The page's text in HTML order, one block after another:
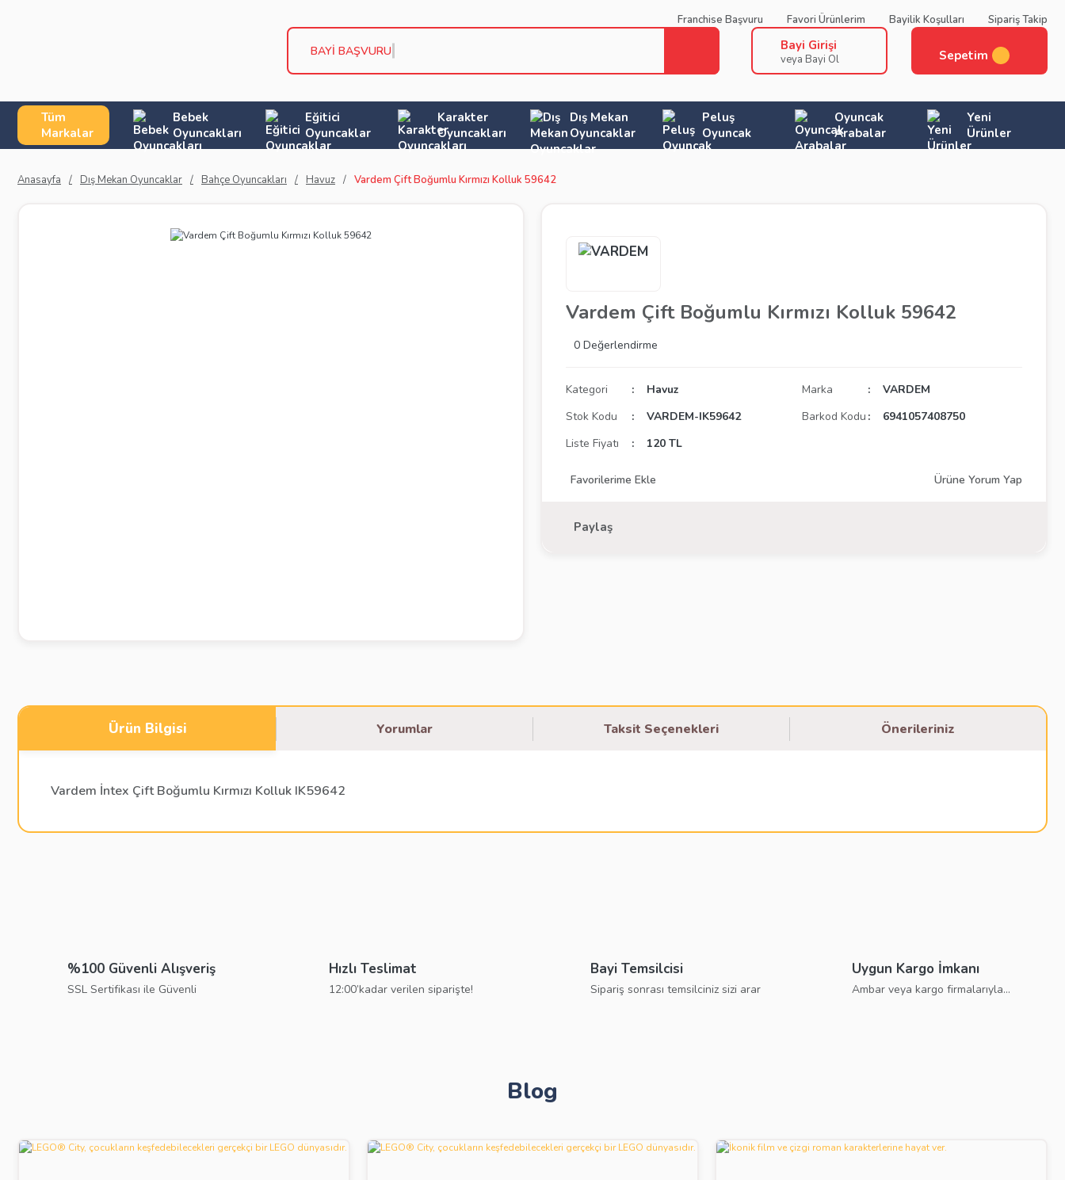
Franchise Başvuru Favori Ürünlerim Bayilik Koşulları Sipariş Takip
BAYİ BAŞVURU KOŞ Bayi Girişi
veya Bayi Ol Sepetim
Tüm
Markalar
Bebek
Oyuncakları
Eğitici
Oyuncaklar
Karakter
Oyuncakları
Dış Mekan
Oyuncaklar
Peluş
Oyuncak
Oyuncak
Arabalar
Yeni
Ürünler
Anasayfa Dış Mekan Oyuncaklar Bahçe Oyuncakları Havuz Vardem Çift Boğumlu Kırmızı Kolluk 59642
Vardem Çift Boğumlu Kırmızı Kolluk 59642
0 Değerlendirme
Kategori Havuz Marka
VARDEM
Stok Kodu
VARDEM-IK59642 Barkod Kodu
6941057408750
Liste Fiyatı
120 TL
Ürüne Yorum Yap
Paylaş
Ürün Bilgisi Yorumlar Taksit Seçenekleri Önerileriniz
Vardem İntex Çift Boğumlu Kırmızı Kolluk IK59642
Ürün bilgilerinde hatalar bulunuyor.
%100 Güvenli Alışveriş
SSL Sertifikası ile Güvenli
Hızlı Teslimat
12:00’kadar verilen siparişte!
Bayi Temsilcisi
Sipariş sonrası temsilciniz sizi arar
Uygun Kargo İmkanı
Ambar veya kargo firmalarıyla...
Blog